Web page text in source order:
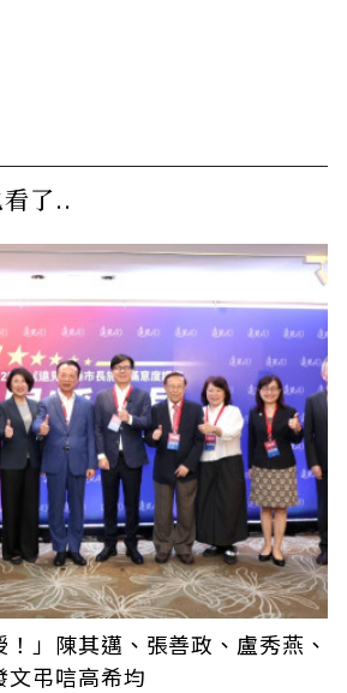
了..
！」陳其邁、張善政、盧秀燕、
文弔唁高希均